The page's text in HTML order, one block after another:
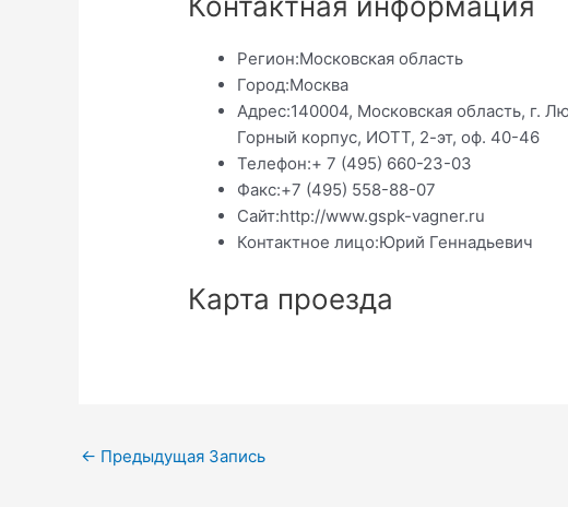
Регион:Московская область
Город:Москва
Адрес:140004, Московская область, г.
Горный корпус, ИОТТ, 2-эт, оф. 40-46
Телефон:+ 7 (495) 660-23-03
Факс:+7 (495) 558-88-07
Сайт:http://www.gspk-vagner.ru
Контактное лицо:Юрий Геннадьевич
Карта проезда
Навигация
← Предыдущая Запись